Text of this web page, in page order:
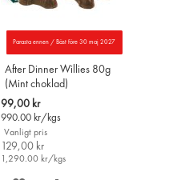
Parasta ennen / Bäst före 30 maj 2027
After Dinner Willies 80g
(Mint choklad)
Special
Price
99,00 kr
990.00 kr/kgs
Vanligt pris
129,00 kr
1,290.00 kr/kgs